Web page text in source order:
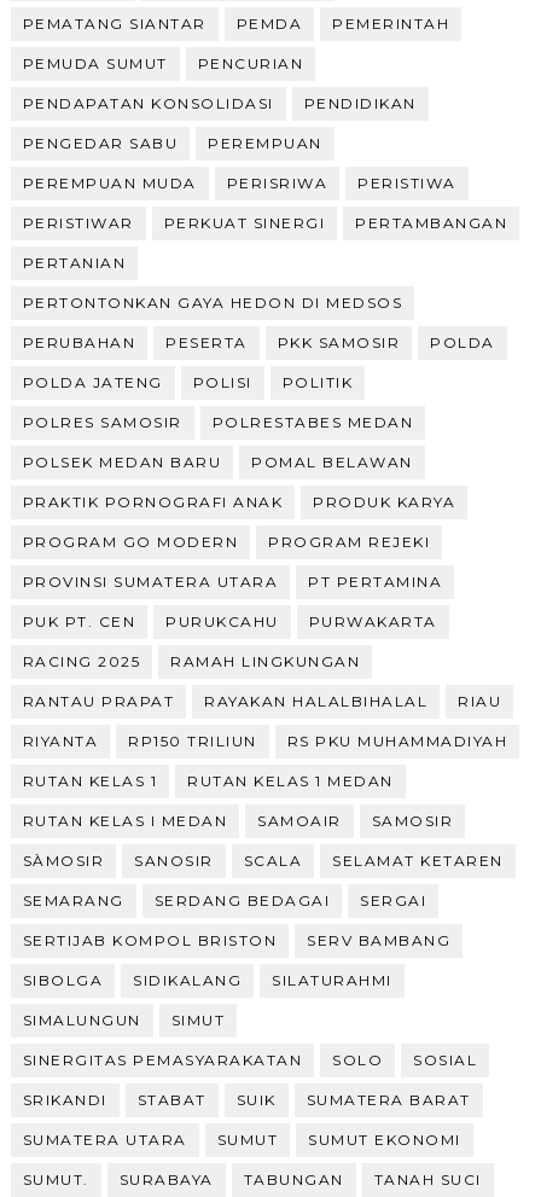
PEMATANG SIANTAR PEMDA PEMERINTAH
PEMUDA SUMUT PENCURIAN
PENDAPATAN KONSOLIDASI PENDIDIKAN
PENGEDAR SABU PEREMPUAN
PEREMPUAN MUDA PERISRIWA PERISTIWA
PERISTIWAR PERKUAT SINERGI PERTAMBANGAN
PERTANIAN
PERTONTONKAN GAYA HEDON DI MEDSOS
PERUBAHAN PESERTA PKK SAMOSIR POLDA
POLDA JATENG POLISI POLITIK
POLRES SAMOSIR POLRESTABES MEDAN
POLSEK MEDAN BARU POMAL BELAWAN
PRAKTIK PORNOGRAFI ANAK PRODUK KARYA
PROGRAM GO MODERN PROGRAM REJEKI
PROVINSI SUMATERA UTARA PT PERTAMINA
PUK PT. CEN PURUKCAHU PURWAKARTA
RACING 2025 RAMAH LINGKUNGAN
RANTAU PRAPAT RAYAKAN HALALBIHALAL RIAU
RIYANTA RP150 TRILIUN RS PKU MUHAMMADIYAH
RUTAN KELAS 1 RUTAN KELAS 1 MEDAN
RUTAN KELAS I MEDAN SAMOAIR SAMOSIR
SÀMOSIR SANOSIR SCALA SELAMAT KETAREN
SEMARANG SERDANG BEDAGAI SERGAI
SERTIJAB KOMPOL BRISTON SERV BAMBANG
SIBOLGA SIDIKALANG SILATURAHMI
SIMALUNGUN SIMUT
SINERGITAS PEMASYARAKATAN SOLO SOSIAL
SRIKANDI STABAT SUIK SUMATERA BARAT
SUMATERA UTARA SUMUT SUMUT EKONOMI
SUMUT. SURABAYA TABUNGAN TANAH SUCI